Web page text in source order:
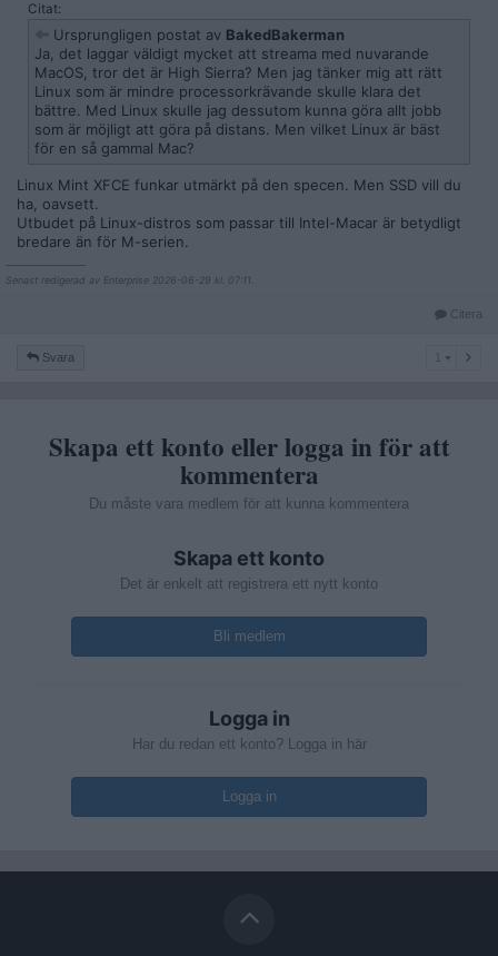
Citat:
Ursprungligen postat av BakedBakerman
Ja, det laggar väldigt mycket att streama med nuvarande
MacOS, tror det är High Sierra? Men jag tänker mig att rätt
Linux som är mindre processorkrävande skulle klara det
bättre. Med Linux skulle jag dessutom kunna göra allt jobb
som är möjligt att göra på distans. Men vilket Linux är bäst
för en så gammal Mac?
Linux Mint XFCE funkar utmärkt på den specen. Men SSD vill du
ha, oavsett.
Utbudet på Linux-distros som passar till Intel-Macar är betydligt
bredare än för M-serien.
Senast redigerad av Enterprise 2026-06-29 kl. 07:11.
Citera
Svara
Skapa ett konto eller logga in för att
kommentera
Du måste vara medlem för att kunna kommentera
Skapa ett konto
Det är enkelt att registrera ett nytt konto
Bli medlem
Logga in
Har du redan ett konto? Logga in här
Logga in